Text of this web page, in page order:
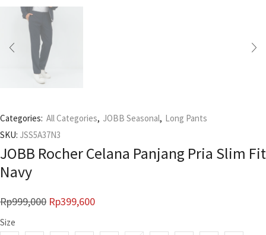
Categories: All Categories, JOBB Seasonal, Long Pants
SKU: JSS5A37N3
JOBB Rocher Celana Panjang Pria Slim Fit
Navy
Rp999,000 Rp399,600
Size